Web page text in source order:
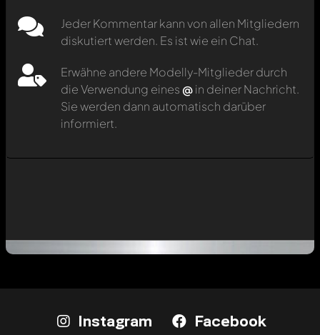
Jeder Kommentar kann von allen Mitgliedern
diskutiert werden. Es ist wie ein Chat.
Erwähne andere Modelly-Mitglieder durch
die Verwendung eines @in deiner Nachricht.
Sie werden dann automatisch darüber
informiert.
Instagram Facebook